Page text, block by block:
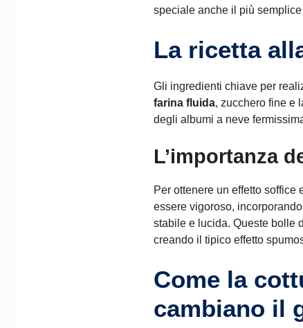
speciale anche il più
La ricetta
Gli ingredienti chiave per
farina fluida, zucchero fine e
degli albumi a neve
L’importanza
Per ottenere un effetto
essere vigoroso,
stabile e lucida. Queste bolle
creando il tipico effetto
Come la
cambiano il